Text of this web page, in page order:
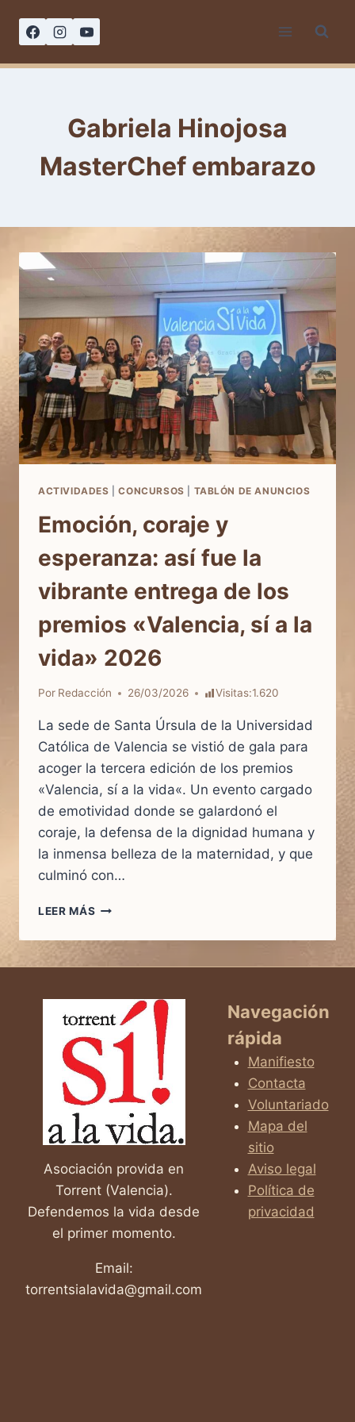
Gabriela Hinojosa
MasterChef embarazo
ACTIVIDADES |CONCURSOS TABLÓN DE ANUNCIOS
Emoción, coraje y
esperanza: así fue la
vibrante entrega de los
premios «Valencia, sí a la
vida» 2026
Por Redacción 26/03/2026 Visitas:1.620
La sede de Santa Úrsula de la Universidad
Católica de Valencia se vistió de gala para
acoger la tercera edición de los premios
«Valencia, sí a la vida«. Un evento cargado
de emotividad donde se galardonó el
coraje, la defensa de la dignidad humana y
la inmensa belleza de la maternidad, y que
culminó con…
LEER MÁS EMOCIÓN,
Y
VIBRANTE
ENTREGA
DE
LOS
PREMIOS
«VALENCIA,
SÍ
A
VIDA»
2026
Asociación provida en
Torrent (Valencia).
Defendemos la vida desde
el primer momento.
Email:
torrentsialavida@gmail.com
Navegación
rápida
Manifiesto
Contacta
Voluntariado
Mapa del
sitio
Aviso legal
Política de
privacidad